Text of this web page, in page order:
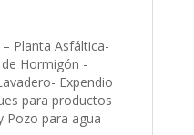
Planta Asfáltica-
Hormigón -
Expendio
para productos
Pozo para agua